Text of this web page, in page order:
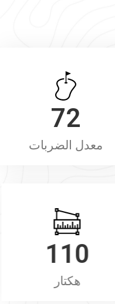
72
معدل الضربات
110
هكتار